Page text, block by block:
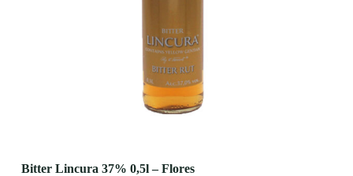
Bitter Lincura 37% 0,5l – Flores